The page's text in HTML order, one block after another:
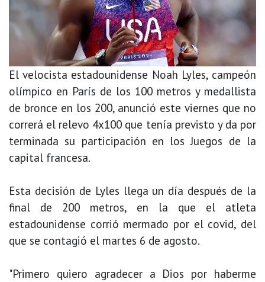
El velocista estadounidense Noah Lyles, campeón
olímpico en París de los 100 metros y medallista
de bronce en los 200, anunció este viernes que no
correrá el relevo 4x100 que tenía previsto y da por
terminada su participación en los Juegos de la
capital francesa.
Esta decisión de Lyles llega un día después de la
final de 200 metros, en la que el atleta
estadounidense corrió mermado por el covid, del
que se contagió el martes 6 de agosto.
"Primero quiero agradecer a Dios por haberme